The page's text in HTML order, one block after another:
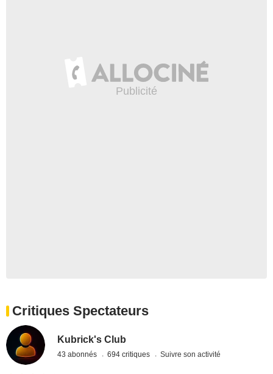
Critiques Spectateurs
Kubrick's Club
43 abonnés 694 critiques Suivre son activité